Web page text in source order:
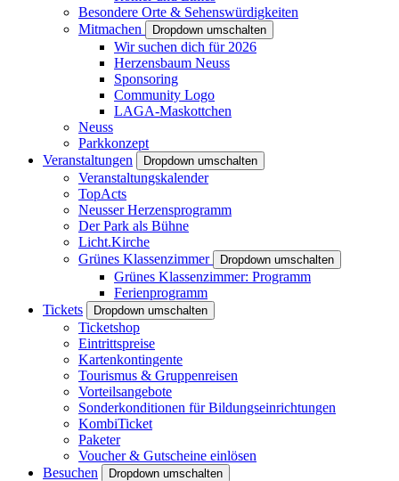
Besondere Orte & Sehenswürdigkeiten
Mitmachen
Dropdown umschalten
Wir suchen dich für 2026
Herzensbaum Neuss
Sponsoring
Community Logo
LAGA-Maskottchen
Neuss
Parkkonzept
Veranstaltungen
Dropdown umschalten
Veranstaltungskalender
TopActs
Neusser Herzensprogramm
Der Park als Bühne
Licht.Kirche
Grünes Klassenzimmer
Dropdown umschalten
Grünes Klassenzimmer: Programm
Ferienprogramm
Tickets
Dropdown umschalten
Ticketshop
Eintrittspreise
Kartenkontingente
Tourismus & Gruppenreisen
Vorteilsangebote
Sonderkonditionen für Bildungseinrichtungen
KombiTicket
Paketer
Voucher & Gutscheine einlösen
Besuchen
Dropdown umschalten